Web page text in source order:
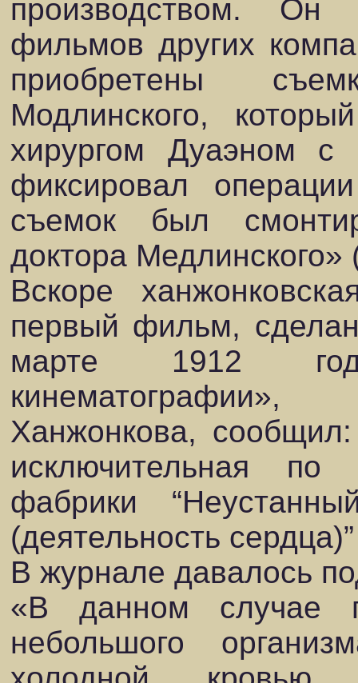
производством. Он
фильмов других
приобретены
Модлинского,
хирургом Дуаэном с
фиксировал
съемок был
доктора Медлинского»
Вскоре
первый фильм,
марте 1912
Ханжонкова,
исключительная
фабрики
(деятельность
В журнале давалось
«В данном случае
небольшого